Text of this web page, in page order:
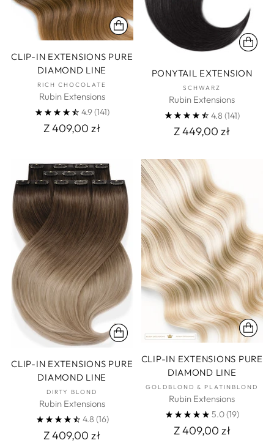
CLIP-IN EXTENSIONS PURE
DIAMOND LINE
RICH CHOCOLATE
Rubin Extensions
4.9(141)
Z 409,00 zł
PONYTAIL EXTENSION
SCHWARZ
Rubin Extensions
4.8 (141)
Z 449,00 zł
CLIP-IN EXTENSIONS PURE
DIAMOND LINE
DIRTY BLOND
Rubin Extensions
4.8 (16)
Z 409,00 zł
CLIP-IN EXTENSIONS PURE
DIAMOND LINE
GOLDBLOND & PLATINBLOND
Rubin Extensions
5.0(19)
Z 409,00 zł